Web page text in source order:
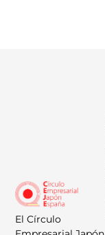
El Círculo